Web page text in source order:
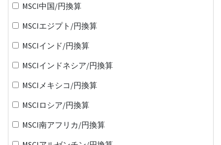
MSCI中国/円換算
MSCIエジプト/円換算
MSCIインド/円換算
MSCIインドネシア/円換算
MSCIメキシコ/円換算
MSCIロシア/円換算
MSCI南アフリカ/円換算